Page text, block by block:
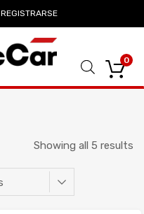
REGISTRARSE
0
Showing all 5 results